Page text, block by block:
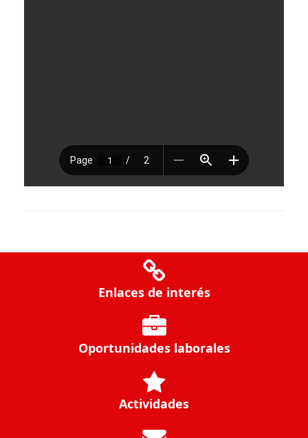
Enlaces de interés
Oportunidades laborales
Actividades